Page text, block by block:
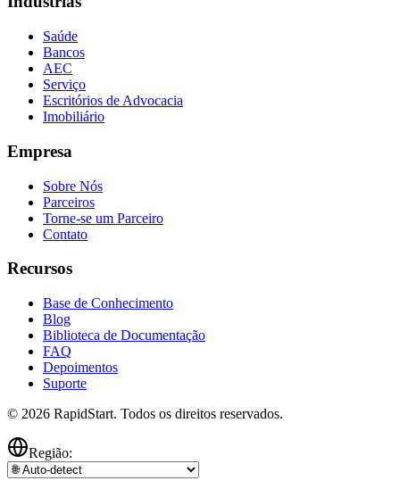
Saúde
Bancos
AEC
Serviço
Escritórios de Advocacia
Imobiliário
Empresa
Sobre Nós
Parceiros
Torne-se um Parceiro
Contato
Recursos
Base de Conhecimento
Blog
Biblioteca de Documentação
FAQ
Depoimentos
Suporte
© 2026 RapidStart. Todos os direitos reservados.
Região: